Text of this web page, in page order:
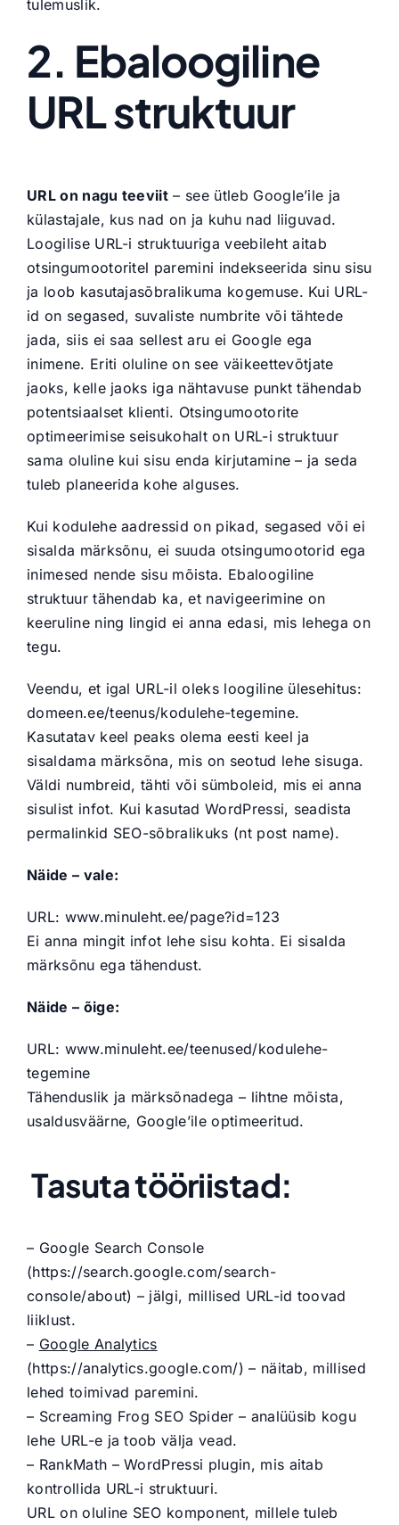
tulemuslik.
2. Ebaloogiline
URL struktuur
URL on nagu teeviit – see ütleb Google’ile ja
külastajale, kus nad on ja kuhu nad liiguvad.
Loogilise URL-i struktuuriga veebileht aitab
otsingumootoritel paremini indekseerida sinu sisu
ja loob kasutajasõbralikuma kogemuse. Kui URL-
id on segased, suvaliste numbrite või tähtede
jada, siis ei saa sellest aru ei Google ega
inimene. Eriti oluline on see väikeettevõtjate
jaoks, kelle jaoks iga nähtavuse punkt tähendab
potentsiaalset klienti. Otsingumootorite
optimeerimise seisukohalt on URL-i struktuur
sama oluline kui sisu enda kirjutamine – ja seda
tuleb planeerida kohe alguses.
Kui kodulehe aadressid on pikad, segased või ei
sisalda märksõnu, ei suuda otsingumootorid ega
inimesed nende sisu mõista. Ebaloogiline
struktuur tähendab ka, et navigeerimine on
keeruline ning lingid ei anna edasi, mis lehega on
tegu.
Veendu, et igal URL-il oleks loogiline ülesehitus:
domeen.ee/teenus/kodulehe-tegemine.
Kasutatav keel peaks olema eesti keel ja
sisaldama märksõna, mis on seotud lehe sisuga.
Väldi numbreid, tähti või sümboleid, mis ei anna
sisulist infot. Kui kasutad WordPressi, seadista
permalinkid SEO-sõbralikuks (nt post name).
Näide – vale:
URL: www.minuleht.ee/page?id=123
Ei anna mingit infot lehe sisu kohta. Ei sisalda
märksõnu ega tähendust.
Näide – õige:
URL: www.minuleht.ee/teenused/kodulehe-
tegemine
Tähenduslik ja märksõnadega – lihtne mõista,
usaldusväärne, Google’ile optimeeritud.
Tasuta tööriistad:
– Google Search Console
(https://search.google.com/search-
console/about) – jälgi, millised URL-id toovad
liiklust.
– Google Analytics
(https://analytics.google.com/) – näitab, millised
lehed toimivad paremini.
– Screaming Frog SEO Spider – analüüsib kogu
lehe URL-e ja toob välja vead.
– RankMath – WordPressi plugin, mis aitab
kontrollida URL-i struktuuri.
URL on oluline SEO komponent, millele tuleb